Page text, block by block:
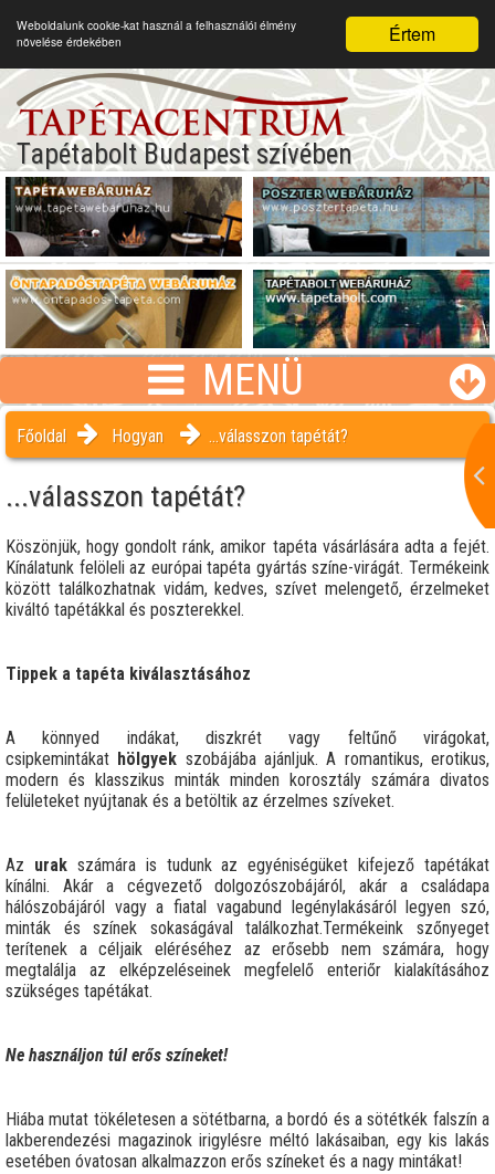
Értem
Weboldalunk cookie-kat használ a felhasználói élmény
növelése érdekében
Tapétabolt Budapest szívében
MENÜ
Főoldal Hogyan ...válasszon tapétát?
...válasszon tapétát?
Köszönjük, hogy gondolt ránk, amikor tapéta vásárlására adta a fejét.
Kínálatunk felöleli az európai tapéta gyártás színe-virágát. Termékeink
között találkozhatnak vidám, kedves, szívet melengető, érzelmeket
kiváltó tapétákkal és poszterekkel.
Tippek a tapéta kiválasztásához
A könnyed indákat, diszkrét vagy feltűnő virágokat,
csipkemintákat hölgyek szobájába ajánljuk. A romantikus, erotikus,
modern és klasszikus minták minden korosztály számára divatos
felületeket nyújtanak és a betöltik az érzelmes szíveket.
Az urakszámára is tudunk az egyéniségüket kifejező tapétákat
kínálni. Akár a cégvezető dolgozószobájáról, akár a családapa
hálószobájáról vagy a fiatal vagabund legénylakásáról legyen szó,
minták és színek sokaságával találkozhat.Termékeink szőnyeget
terítenek a céljaik eléréséhez az erősebb nem számára, hogy
megtalálja az elképzeléseinek megfelelő enteriőr kialakításához
szükséges tapétákat.
Ne használjon túl erős színeket!
Hiába mutat tökéletesen a sötétbarna, a bordó és a sötétkék falszín a
lakberendezési magazinok irigylésre méltó lakásaiban, egy kis lakás
esetében óvatosan alkalmazzon erős színeket és a nagy mintákat!